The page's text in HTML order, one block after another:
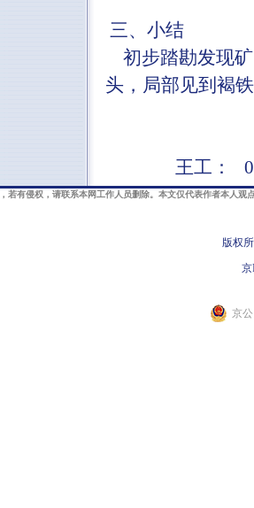
三、小结
初步踏勘发现
头，局部见到褐
王工：
若有侵权，请联系本网工作人员删除。本文仅代表作者本人
版权
京
京公